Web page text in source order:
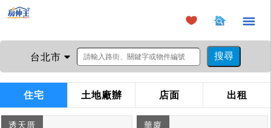
×
台北市
住宅 土地廠辦 店面 出租
透天厝 華廈